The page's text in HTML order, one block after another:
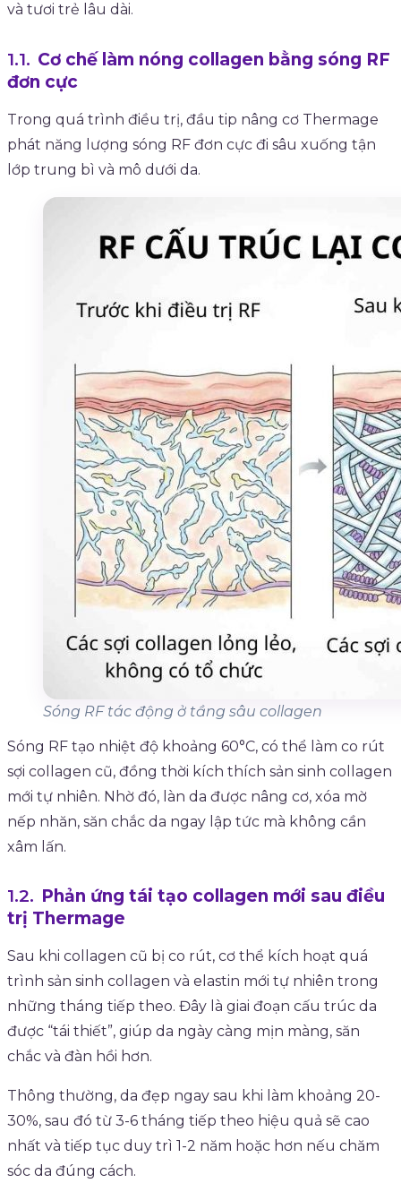
và tươi trẻ lâu dài.
Cơ chế làm nóng collagen bằng sóng RF
đơn cực
Trong quá trình điều trị, đầu tip nâng cơ Thermage
phát năng lượng sóng RF đơn cực đi sâu xuống tận
lớp trung bì và mô dưới da.
Sóng RF tác động ở tầng sâu collagen
Sóng RF tạo nhiệt độ khoảng 60°C, có thể làm co rút
sợi collagen cũ, đồng thời kích thích sản sinh collagen
mới tự nhiên. Nhờ đó, làn da được nâng cơ, xóa mờ
nếp nhăn, săn chắc da ngay lập tức mà không cần
xâm lấn.
Phản ứng tái tạo collagen mới sau điều
trị Thermage
Sau khi collagen cũ bị co rút, cơ thể kích hoạt quá
trình sản sinh collagen và elastin mới tự nhiên trong
những tháng tiếp theo. Đây là giai đoạn cấu trúc da
được “tái thiết”, giúp da ngày càng mịn màng, săn
chắc và đàn hồi hơn.
Thông thường, da đẹp ngay sau khi làm khoảng 20-
30%, sau đó từ 3-6 tháng tiếp theo hiệu quả sẽ cao
nhất và tiếp tục duy trì 1-2 năm hoặc hơn nếu chăm
sóc da đúng cách.